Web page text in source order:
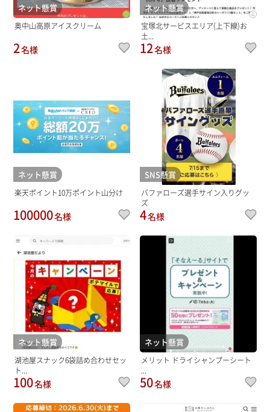
ネット懸賞
奥中山高原アイスクリーム
2名様
ネット懸賞
宝塚北サービスエリア(上下線)お
土...
12名様
ネット懸賞
楽天ポイント10万ポイント山分け
100000名様
SNS懸賞
バファローズ選手サイン入りグッ
ズ
4名様
ネット懸賞
湖池屋スナック6袋詰め合わせセッ
ト...
100名様
ネット懸賞
メリット ドライシャンプーシート
...
50名様